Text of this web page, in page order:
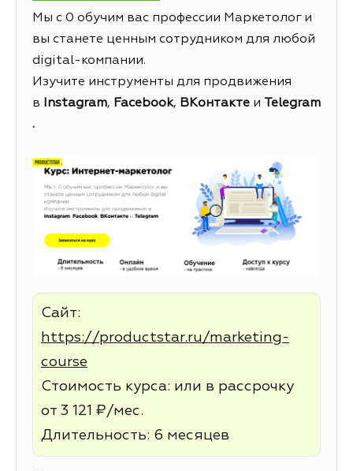
Мы с 0 обучим вас профессии Маркетолог и
вы станете ценным сотрудником для любой
digital-компании.
Изучите инструменты для продвижения
в
Instagram, Facebook, ВКонтакте и
Telegram
.
Сайт:
https://productstar.ru/marketing-
course
Стоимость курса: или в рассрочку
от 3 121 ₽/мес.
Длительность: 6 месяцев